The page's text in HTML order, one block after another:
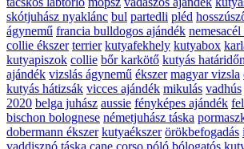
skótjuhász nyaklánc bul partedli pléd
ágynemű francia bulldogos ajándék
collie ékszer terrier kutyafekhely kutyabox
kutyapiszok collie bőr karkötő kutyás
ajándék vizslás ágynemű ékszer magyar vizsla
kutyás hátizsák vicces ajándék mikulás vadhús
2020 belga juhász aussie fényképes ajándék
bischon bolognese németjuhász táska
dobermann ékszer kutyaékszer örökbefogadás
vaddisznó táska cane corso póló bólogatós